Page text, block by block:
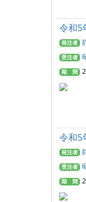
令和5
発注者
受注者
期 間
令和5
発注者
受注者
期 間